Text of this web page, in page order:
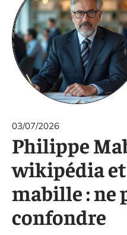
03/07/2026
Philippe
wikipédia
mabille : ne
confondre